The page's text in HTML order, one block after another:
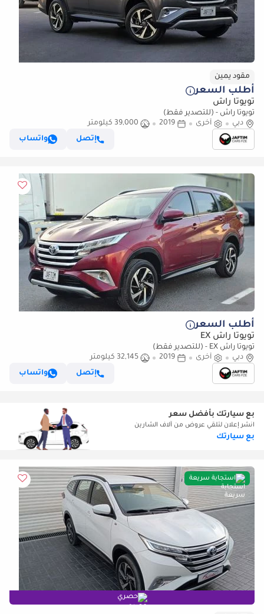
مقود يمين
أطلب السعر
تويوتا راش
تويوتا راش - (للتصدير فقط)
دبي
أخرى 2019
39,000 كيلومتر
إتصل
واتساب
أطلب السعر
تويوتا راش EX
تويوتا راش EX - (للتصدير فقط)
دبي
أخرى 2019
32,145 كيلومتر
إتصل
واتساب
بع سيارتك بأفضل سعر
انشر إعلان لتلقي عروض من آلاف الشارين
بع سيارتك
استجابة سريعة
حصري